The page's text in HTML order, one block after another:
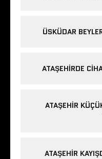
ÜSKÜDAR
ATAŞEHIRDE
ATAŞEHIR
ATAŞEHIR